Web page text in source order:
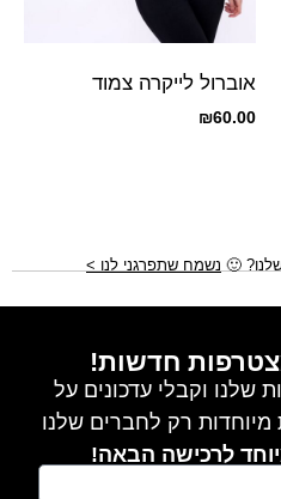
אוברול לייקרה צמוד
₪60.00
🙂 נשמח שתפרגני לנו >
שלנו וקבלי עדכונים על
רק לחברים שלנו
לרכישה הבאה!